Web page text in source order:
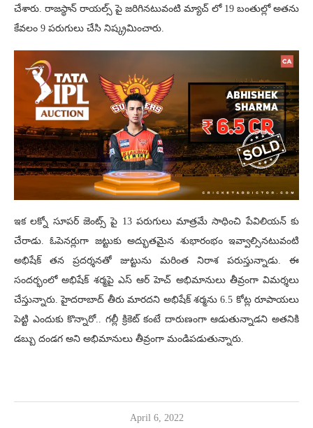
చేశారు. రాజస్థాన్ రాయల్స్ పై జరిగినటువంటి మ్యాచ్ లో 19 బంతుల్లో అతను
కేవలం 9 పరుగులు చేసి నిష్క్రమించారు.
ఇక లక్నో సూపర్ జెంట్స్ పై 13 పరుగులు మాత్రమే సాధించి పేవిలియన్ కు
చేరాడు. ఓపెనర్లుగా జట్టుకు అద్భుతమైన శుభారంభం ఇవ్వాల్సినటువంటి
అభిషేక్ తన ప్రదర్శనతో జుట్టును మరింత నిరాశ పరుస్తున్నాడు. ఈ
సందర్భంలో అభిషేక్ శర్మపై ఎస్ ఆర్ హెచ్ అభిమానులు తీవ్రంగా విమర్శలు
చేస్తున్నారు. హైదరాబాద్ తీరు మారదని అభిషేక్ శర్మను 6.5 కోట్ల రూపాయలు
పెట్టి ఎందుకు కొన్నారో.. గల్లీ క్రికెట్ కంటే దారుణంగా ఆడుతున్నాడని అతనికి
డబ్బు దండగ అని అభిమానులు తీవ్రంగా మండిపడుతున్నారు.
April 6, 2022